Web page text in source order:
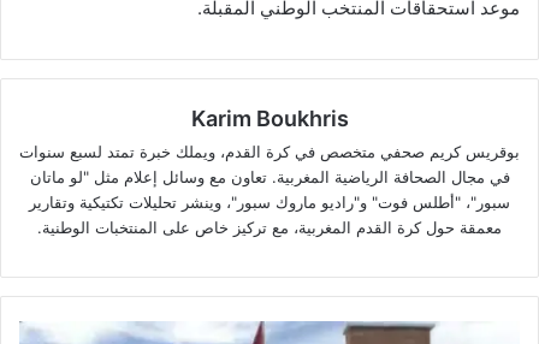
موعد استحقاقات المنتخب الوطني المقبلة.
Karim Boukhris
بوقريس كريم صحفي متخصص في كرة القدم، ويملك خبرة تمتد لسبع سنوات
في مجال الصحافة الرياضية المغربية. تعاون مع وسائل إعلام مثل "لو ماتان
سبور"، "أطلس فوت" و"راديو ماروك سبور"، وينشر تحليلات تكتيكية وتقارير
معمقة حول كرة القدم المغربية، مع تركيز خاص على المنتخبات الوطنية.